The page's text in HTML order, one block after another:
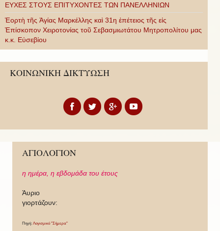
ΕΥΧΕΣ ΣΤΟΥΣ ΕΠΙΤΥΧΟΝΤΕΣ ΤΩΝ ΠΑΝΕΛΛΗΝΙΩΝ
Ἑορτὴ τῆς Ἁγίας Μαρκέλλης καὶ 31η ἐπέτειος τῆς εἰς
Ἐπίσκοπον Χειροτονίας τοῦ Σεβασμιωτάτου Μητροπολίτου μας
κ.κ. Εὐσεβίου
ΚΟΙΝΩΝΙΚΗ ΔΙΚΤΥΩΣΗ
ΑΓΙΟΛΟΓΙΟΝ
η ημέρα, η εβδομάδα του έτους
Άυριο
γιορτάζουν:
Πηγή: Λογισμικό "Σήμερα"